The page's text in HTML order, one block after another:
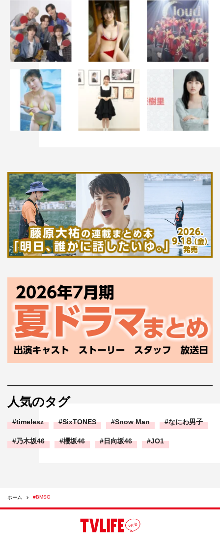
人気のタグ
timelesz SixTONES Snow Man なにわ男子
乃木坂46 櫻坂46 日向坂46 JO1
ホーム #BMSG